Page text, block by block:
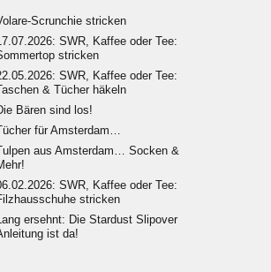
Scrunchie stricken
SWR, Kaffee oder Tee:
stricken
SWR, Kaffee oder Tee:
& Tücher häkeln
Bären sind los!
für Amsterdam…
aus Amsterdam… Socken &
SWR, Kaffee oder Tee:
stricken
Lang ersehnt: Die Stardust Slipover
ist da!